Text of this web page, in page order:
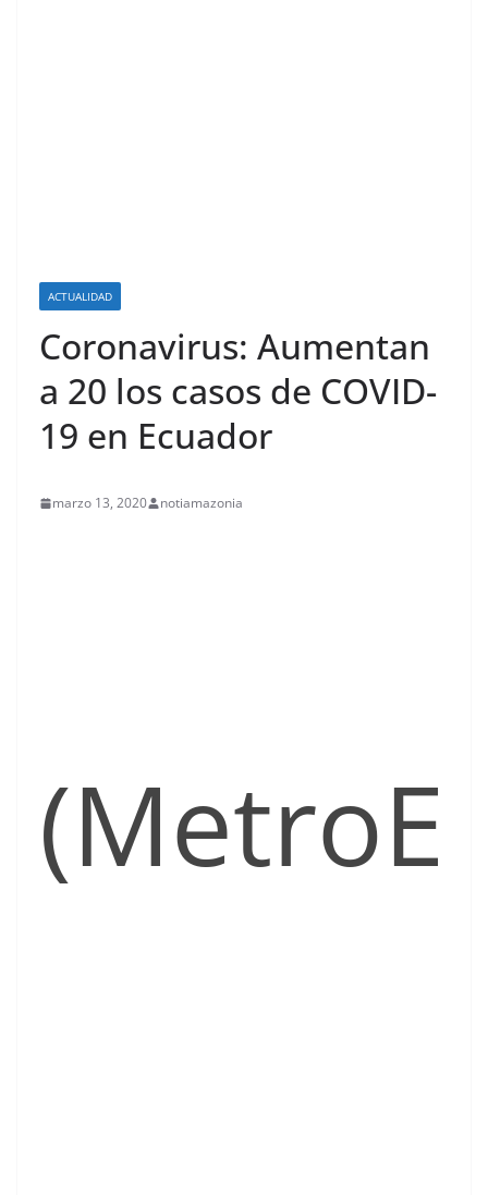
ACTUALIDAD
Coronavirus: Aumentan
a 20 los casos de COVID-
19 en Ecuador
marzo 13, 2020 notiamazonia
(MetroE